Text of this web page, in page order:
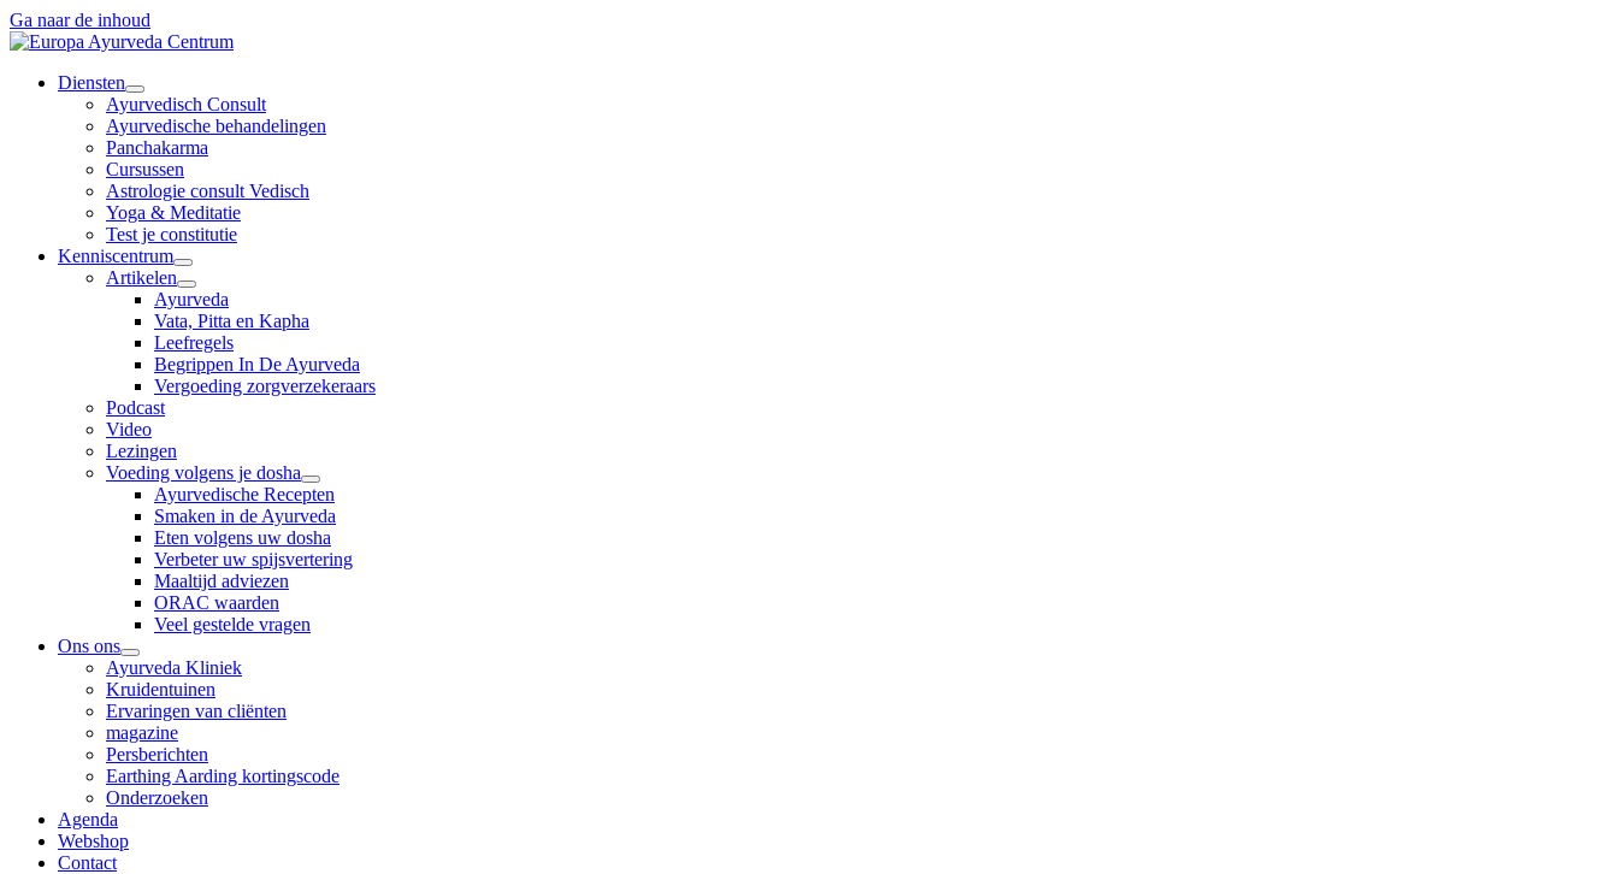
Ga naar de inhoud
Diensten
Ayurvedisch Consult
Ayurvedische behandelingen
Panchakarma
Cursussen
Astrologie consult Vedisch
Yoga & Meditatie
Test je constitutie
Kenniscentrum
Artikelen
Ayurveda
Vata, Pitta en Kapha
Leefregels
Begrippen In De Ayurveda
Vergoeding zorgverzekeraars
Podcast
Video
Lezingen
Voeding volgens je dosha
Ayurvedische Recepten
Smaken in de Ayurveda
Eten volgens uw dosha
Verbeter uw spijsvertering
Maaltijd adviezen
ORAC waarden
Veel gestelde vragen
Ons ons
Ayurveda Kliniek
Kruidentuinen
Ervaringen van cliënten
magazine
Persberichten
Earthing Aarding kortingscode
Onderzoeken
Agenda
Webshop
Contact